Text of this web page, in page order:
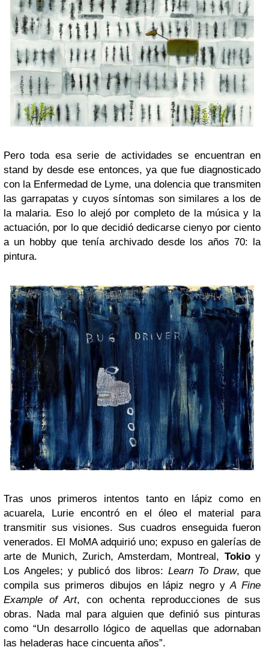
Pero toda esa serie de actividades se encuentran en
stand by desde ese entonces, ya que fue diagnosticado
con la Enfermedad de Lyme, una dolencia que transmiten
las garrapatas y cuyos síntomas son similares a los de
la malaria. Eso lo alejó por completo de la música y la
actuación, por lo que decidió dedicarse cienyo por ciento
a un hobby que tenía archivado desde los años 70: la
pintura.
Tras unos primeros intentos tanto en lápiz como en
acuarela, Lurie encontró en el óleo el material para
transmitir sus visiones. Sus cuadros enseguida fueron
venerados. El MoMA adquirió uno; expuso en galerías de
arte de Munich, Zurich, Amsterdam, Montreal, Tokioy
Los Angeles; y publicó dos libros: Learn To Draw, que
compila sus primeros dibujos en lápiz negro yA Fine
Example of Art, con ochenta reproducciones de sus
obras. Nada mal para alguien que definió sus pinturas
como “Un desarrollo lógico de aquellas que adornaban
las heladeras hace cincuenta años”.